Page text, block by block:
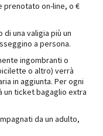
prenotato on-line, o €
una valigia più un
a persona.
ingombranti o
o altro) verrà
in aggiunta. Per ogni
un ticket bagaglio extra
da un adulto,